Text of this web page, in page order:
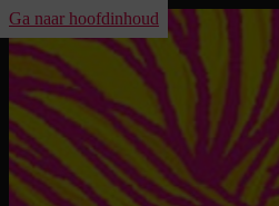
Ga naar hoofdinhoud